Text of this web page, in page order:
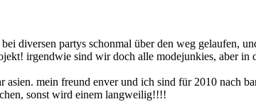
diversen partys schonmal über den weg gelaufen,
irgendwie sind wir doch alle modejunkies, aber
mein freund enver und ich sind für 2010 nach
sonst wird einem langweilig!!!!